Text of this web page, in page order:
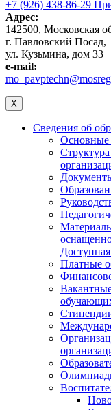
+7 (926) 438-86-29
Адрес:
142500, Московская
г. Павловский Посад,
ул. Кузьмина, дом 33
e-mail:
X
Сведения об
Основные
Доступная
Платные